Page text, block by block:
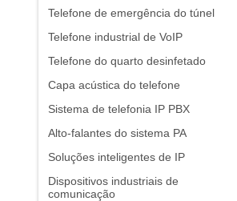
Telefone de emergência do túnel
Telefone industrial de VoIP
Telefone do quarto desinfetado
Capa acústica do telefone
Sistema de telefonia IP PBX
Alto-falantes do sistema PA
Soluções inteligentes de IP
Dispositivos industriais de
comunicação